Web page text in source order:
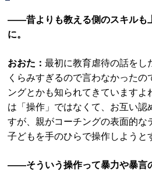
――昔よりも教える側のスキルも
に。
おおた：最初に教育虐待の話をし
くらみすぎるので言わなかったの
ングとかも知られてきていますよ
は「操作」ではなくて、お互い認
すが、親がコーチングの表面的な
子どもを手のひらで操作しようと
――そういう操作って暴力や暴言